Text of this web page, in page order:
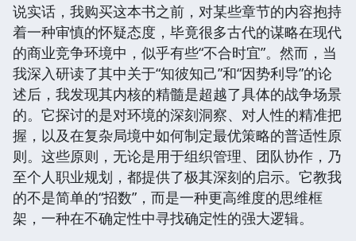
说实话，我购买这本书之前，对某些章节的内容抱持
着一种审慎的怀疑态度，毕竟很多古代的谋略在现代
的商业竞争环境中，似乎有些“不合时宜”。然而，当
我深入研读了其中关于“知彼知己”和“因势利导”的论
述后，我发现其内核的精髓是超越了具体的战争场景
的。它探讨的是对环境的深刻洞察、对人性的精准把
握，以及在复杂局境中如何制定最优策略的普适性原
则。这些原则，无论是用于组织管理、团队协作，乃
至个人职业规划，都提供了极其深刻的启示。它教我
的不是简单的“招数”，而是一种更高维度的思维框
架，一种在不确定性中寻找确定性的强大逻辑。